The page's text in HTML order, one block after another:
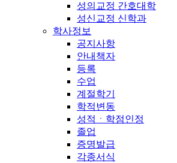
성의교정 간호대학
성신교정 신학과
학사정보
공지사항
안내책자
등록
수업
계절학기
학적변동
성적ㆍ학점인정
졸업
증명발급
각종서식